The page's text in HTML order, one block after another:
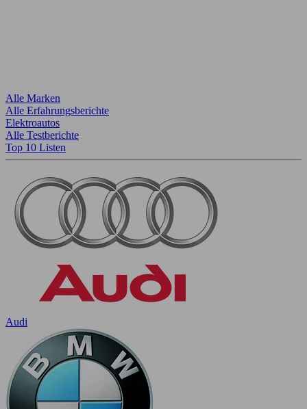
Alle Marken
Alle Erfahrungsberichte
Elektroautos
Alle Testberichte
Top 10 Listen
Audi